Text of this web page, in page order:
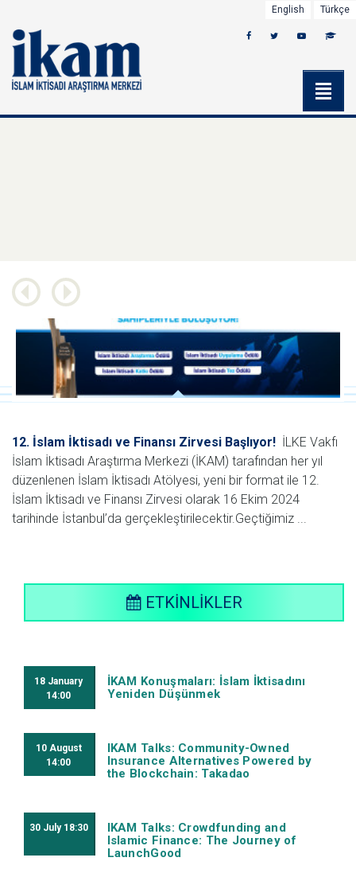
English Türkçe
12. İslam İktisadı ve Finansı Zirvesi Başlıyor! İLKE Vakfı
İslam İktisadı Araştırma Merkezi (İKAM) tarafından her yıl
düzenlenen İslam İktisadı Atölyesi, yeni bir format ile 12.
İslam İktisadı ve Finansı Zirvesi olarak 16 Ekim 2024
tarihinde İstanbul’da gerçekleştirilecektir.Geçtiğimiz ...
ETKİNLİKLER
18 January
14:00
İKAM Konuşmaları: İslam İktisadını
Yeniden Düşünmek
10 August
14:00
IKAM Talks: Community-Owned
Insurance Alternatives Powered by
the Blockchain: Takadao
30 July 18:30
IKAM Talks: Crowdfunding and
Islamic Finance: The Journey of
LaunchGood